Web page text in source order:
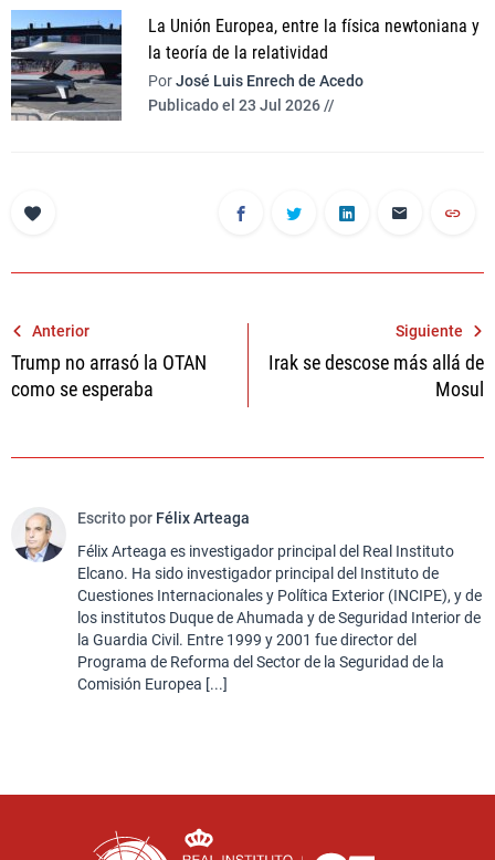
La Unión Europea, entre la física newtoniana y
la teoría de la relatividad
PorJosé Luis Enrech de Acedo
Publicado el 23 Jul 2026 //
Navegación
de
entradas
Anterior
Trump no arrasó la OTAN
como se esperaba
Siguiente
Irak se descose más allá de
Mosul
Escrito por Félix Arteaga
Félix Arteaga es investigador principal del Real Instituto
Elcano. Ha sido investigador principal del Instituto de
Cuestiones Internacionales y Política Exterior (INCIPE), y de
los institutos Duque de Ahumada y de Seguridad Interior de
la Guardia Civil. Entre 1999 y 2001 fue director del
Programa de Reforma del Sector de la Seguridad de la
Comisión Europea [...]